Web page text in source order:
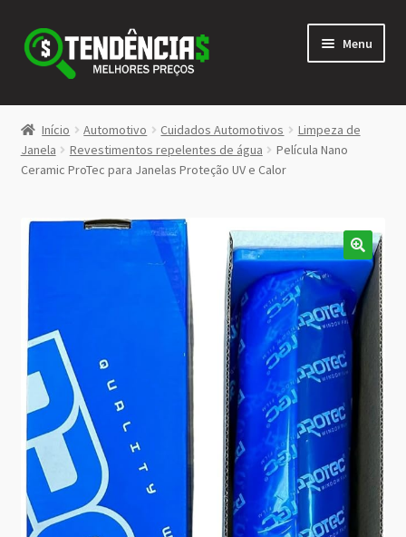
Pular
para
navegação
Pular
para
conteúdo
Menu
LOJA
<>
Início Automotivo Cuidados Automotivos
Limpeza de
Janela
Revestimentos repelentes de água
Película Nano
Ceramic ProTec para Janelas Proteção UV e Calor